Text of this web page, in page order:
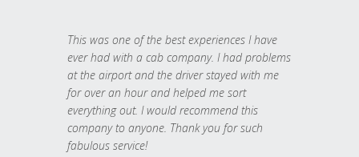
This was one of the best experiences I have
ever had with a cab company. I had problems
at the airport and the driver stayed with me
for over an hour and helped me sort
everything out. I would recommend this
company to anyone. Thank you for such
fabulous service!